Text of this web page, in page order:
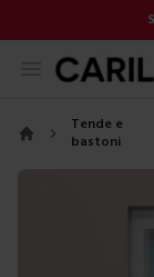
Open menu
Tende e
bastoni